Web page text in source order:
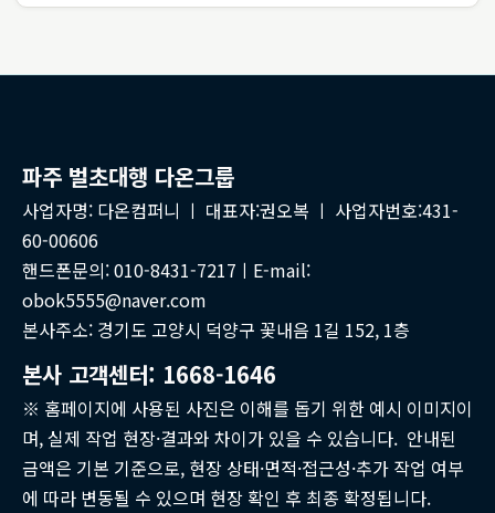
파주 벌초대행 다온그룹
사업자명: 다온컴퍼니 ㅣ 대표자:권오복 ㅣ 사업자번호:431-
60-00606
핸드폰문의: 010-8431-7217ㅣE-mail:
obok5555@naver.com
본사주소: 경기도 고양시 덕양구 꽃내음 1길 152, 1층
본사 고객센터: 1668-1646
※ 홈페이지에 사용된 사진은 이해를 돕기 위한 예시 이미지이
며, 실제 작업 현장·결과와 차이가 있을 수 있습니다. 안내된
금액은 기본 기준으로, 현장 상태·면적·접근성·추가 작업 여부
에 따라 변동될 수 있으며 현장 확인 후 최종 확정됩니다.